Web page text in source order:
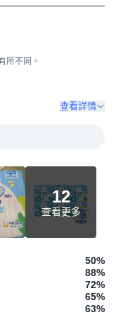
所不同。
查看詳情
12
查看更多
50%
88%
72%
65%
63%